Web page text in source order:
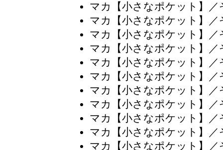
マカ【小さなポケット】／
マカ【小さなポケット】／
マカ【小さなポケット】／
マカ【小さなポケット】／
マカ【小さなポケット】／
マカ【小さなポケット】／
マカ【小さなポケット】／
マカ【小さなポケット】／
マカ【小さなポケット】／
マカ【小さなポケット】／
マカ【小さなポケット】／